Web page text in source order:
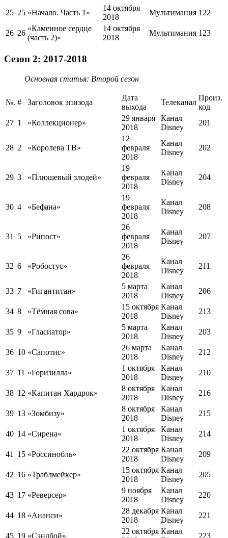
25 25 «Начало. Часть 1»
14 октября
2018
Мультимания 122
26 26
«Каменное сердце
(часть 2)»
14 октября
2018
Мультимания 123
Сезон 2: 2017-2018
Основная статья: Второй сезон
№. # Заголовок эпизода
Дата
выхода
Телеканал
Произ.
код
27 1 «Коллекционер»
29 января
2018
Канал
Disney
201
28 2 «Королева ТВ»
12
февраля
2018
Канал
Disney
202
29 3 «Плюшевый злодей»
19
февраля
2018
Канал
Disney
204
30 4 «Бефана»
19
февраля
2018
Канал
Disney
208
31 5 «Рипост»
26
февраля
2018
Канал
Disney
207
32 6 «Робостус»
26
февраля
2018
Канал
Disney
211
33 7 «Гигантитан»
5 марта
2018
Канал
Disney
206
34 8 «Тёмная сова»
15 октября
2018
Канал
Disney
213
35 9 «Гласиатор»
5 марта
2018
Канал
Disney
203
36 10 «Сапотис»
26 марта
2018
Канал
Disney
212
37 11 «Горизилла»
1 октября
2018
Канал
Disney
210
38 12 «Капитан Хардрок»
8 октября
2018
Канал
Disney
216
39 13 «Зомбизу»
8 октября
2018
Канал
Disney
215
40 14 «Сирена»
1 октября
2018
Канал
Disney
214
41 15 «Россинобль»
22 октября
2018
Канал
Disney
209
42 16 «Траблмейкер»
15 октября
2018
Канал
Disney
205
43 17 «Реверсер»
9 ноября
2018
Канал
Disney
220
44 18 «Ананси»
28 декабря
2018
Канал
Disneу
221
45 19 «Сэндбой»
22 октября Канал
223